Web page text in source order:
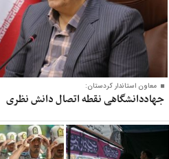
معاون‌ استاندار کردستان:
جهاددانشگاهی نقطه اتصال دانش نظری